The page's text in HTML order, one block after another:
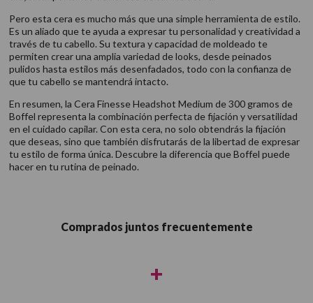
Pero esta cera es mucho más que una simple herramienta de estilo.
Es un aliado que te ayuda a expresar tu personalidad y creatividad a
través de tu cabello. Su textura y capacidad de moldeado te
permiten crear una amplia variedad de looks, desde peinados
pulidos hasta estilos más desenfadados, todo con la confianza de
que tu cabello se mantendrá intacto.
En resumen, la Cera Finesse Headshot Medium de 300 gramos de
Boffel representa la combinación perfecta de fijación y versatilidad
en el cuidado capilar. Con esta cera, no solo obtendrás la fijación
que deseas, sino que también disfrutarás de la libertad de expresar
tu estilo de forma única. Descubre la diferencia que Boffel puede
hacer en tu rutina de peinado.
Comprados juntos frecuentemente
+